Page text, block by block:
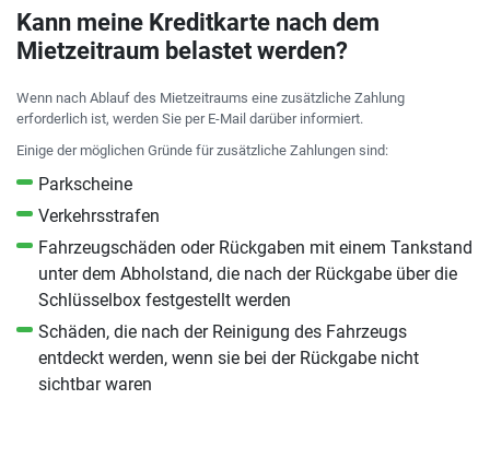
Kann meine Kreditkarte nach dem
Mietzeitraum belastet werden?
Wenn nach Ablauf des Mietzeitraums eine zusätzliche Zahlung
erforderlich ist, werden Sie per E-Mail darüber informiert.
Einige der möglichen Gründe für zusätzliche Zahlungen sind:
Parkscheine
Verkehrsstrafen
Fahrzeugschäden oder Rückgaben mit einem Tankstand
unter dem Abholstand, die nach der Rückgabe über die
Schlüsselbox festgestellt werden
Schäden, die nach der Reinigung des Fahrzeugs
entdeckt werden, wenn sie bei der Rückgabe nicht
sichtbar waren